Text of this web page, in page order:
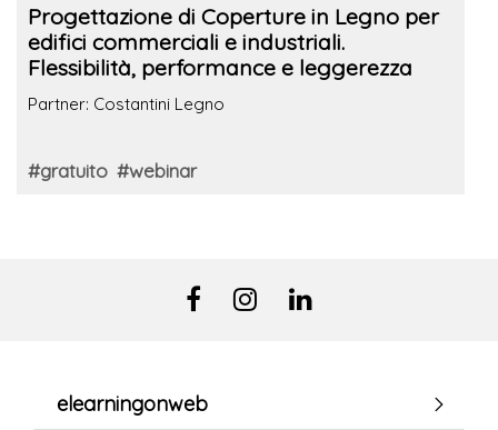
Progettazione di Coperture in Legno per
edifici commerciali e industriali.
Flessibilità, performance e leggerezza
Partner: Costantini Legno
#gratuito #webinar
elearningonweb